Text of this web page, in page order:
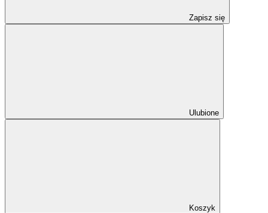
Zapisz się
Ulubione
Koszyk